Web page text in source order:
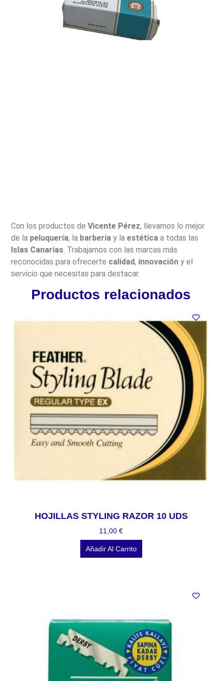
Con los productos deVicente Pérez, llevamos lo mejor
de la peluquería, la barbería y laestética a todas las
Islas Canarias. Trabajamos con las marcas más
reconocidas para ofrecerte calidad, innovación y el
servicio que necesitas para destacar.
Productos relacionados
HOJILLAS STYLING RAZOR 10 UDS
11,00 €
Añadir Al Carrito